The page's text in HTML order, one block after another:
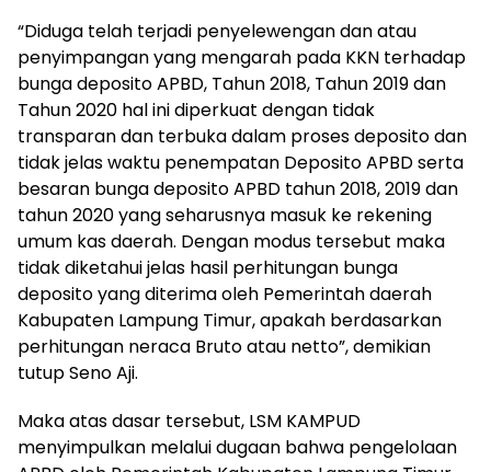
“Diduga telah terjadi penyelewengan dan atau
penyimpangan yang mengarah pada KKN terhadap
bunga deposito APBD, Tahun 2018, Tahun 2019 dan
Tahun 2020 hal ini diperkuat dengan tidak
transparan dan terbuka dalam proses deposito dan
tidak jelas waktu penempatan Deposito APBD serta
besaran bunga deposito APBD tahun 2018, 2019 dan
tahun 2020 yang seharusnya masuk ke rekening
umum kas daerah. Dengan modus tersebut maka
tidak diketahui jelas hasil perhitungan bunga
deposito yang diterima oleh Pemerintah daerah
Kabupaten Lampung Timur, apakah berdasarkan
perhitungan neraca Bruto atau netto”, demikian
tutup Seno Aji.
Maka atas dasar tersebut, LSM KAMPUD
menyimpulkan melalui dugaan bahwa pengelolaan